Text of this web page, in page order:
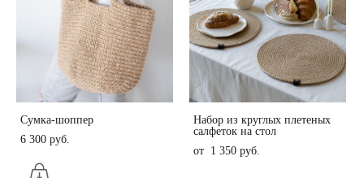
Сумка-шоппер
6 300 pуб.
Набор из круглых плетеных
салфеток на стол
от 1 350 pуб.